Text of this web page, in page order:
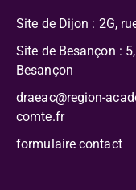
Site de Dijon : 2G,
Site de Besançon :
Besançon
draeac@region-
comte.fr
formulaire contact